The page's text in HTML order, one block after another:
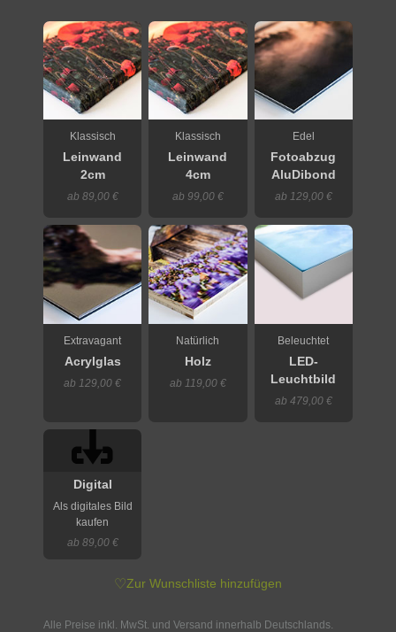
Klassisch
Leinwand
2cm
ab 89,00 €
Klassisch
Leinwand
4cm
ab 99,00 €
Edel
Fotoabzug
AluDibond
ab 129,00 €
Extravagant
Acrylglas
ab 129,00 €
Natürlich
Holz
ab 119,00 €
Beleuchtet
LED-
Leuchtbild
ab 479,00 €
Digital
Als digitales Bild
kaufen
ab 89,00 €
♡Zur Wunschliste hinzufügen
Alle Preise inkl. MwSt. und Versand innerhalb Deutschlands.